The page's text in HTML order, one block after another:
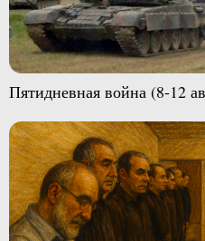
Пятидневная война (8-12